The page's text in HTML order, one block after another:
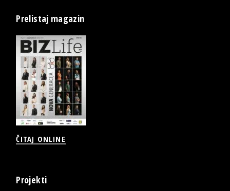
Prelistaj magazin
ČITAJ ONLINE
Projekti